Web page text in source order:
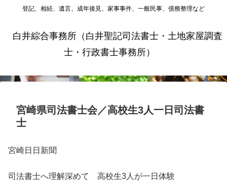
登記、相続、遺言、成年後見、家事事件、一般民事、債務整理など
白井綜合事務所（白井聖記司法書士・土地家屋調査
士・行政書士事務所）
宮崎県司法書士会／高校生3人一日司法書
士
宮崎日日新聞
司法書士へ理解深めて 高校生3人が一日体験